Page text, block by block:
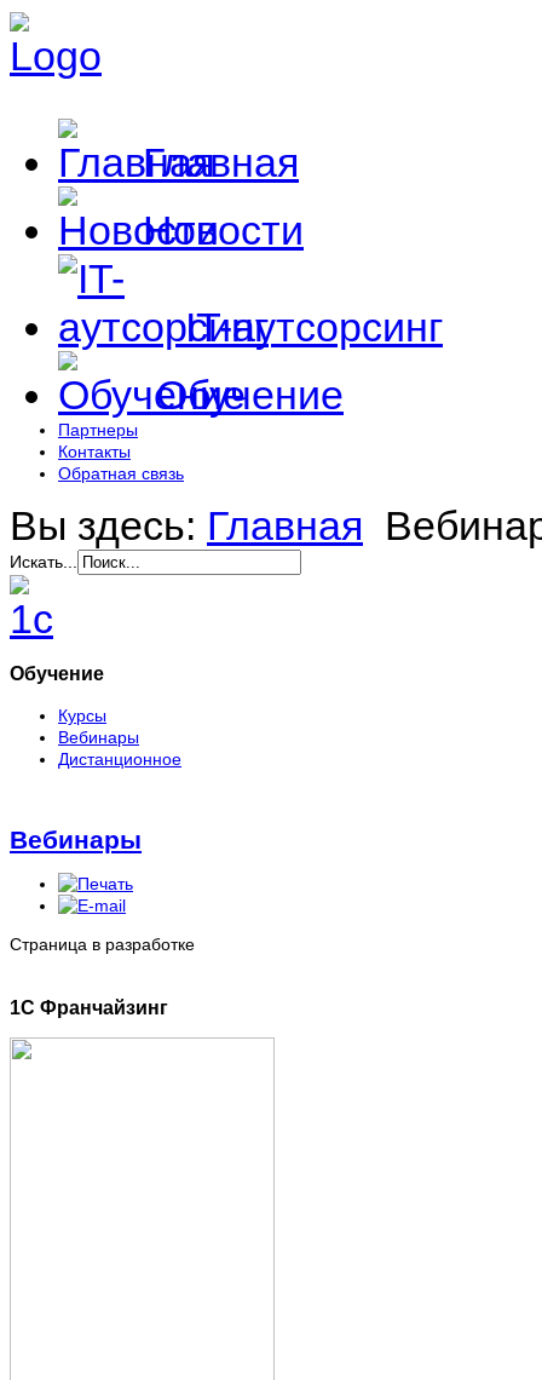
Главная
Новости
IT-аутсорсинг
Обучение
Партнеры
Контакты
Обратная связь
Вы здесь: Главная
Искать...
Обучение
Курсы
Вебинары
Дистанционное
Вебинары
Страница в разработке
1C Франчайзинг